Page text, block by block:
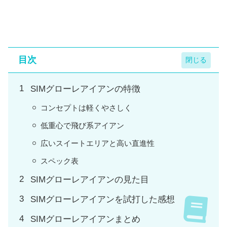
目次
SIMグローレアイアンの特徴
コンセプトは軽くやさしく
低重心で飛び系アイアン
広いスイートエリアと高い直進性
スペック表
SIMグローレアイアンの見た目
SIMグローレアイアンを試打した感想
SIMグローレアイアンまとめ